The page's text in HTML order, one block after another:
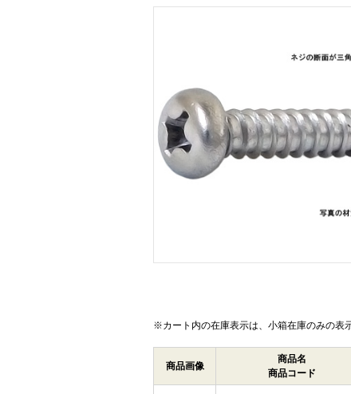
※カート内の在庫表示は、小箱在庫のみの表
商品画像
商品名
商品コード